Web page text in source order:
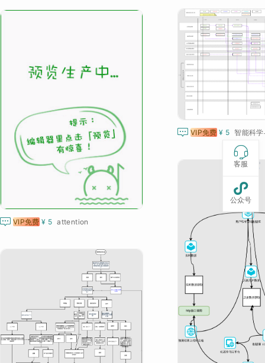
 VIP免费 ¥ 5 智能科
 VIP免费 ¥ 5 attention

客服

公众号